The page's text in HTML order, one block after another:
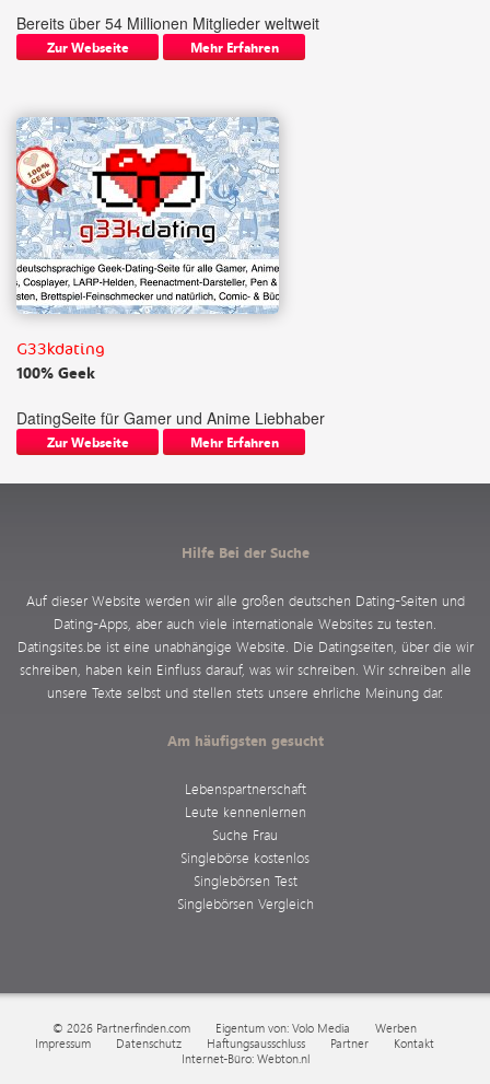
Bereits über 54 Millionen Mitglieder weltweit
Zur Webseite Mehr Erfahren
G33kdating
100% Geek
DatingSeite für Gamer und Anime Liebhaber
Zur Webseite Mehr Erfahren
Hilfe Bei der Suche
Auf dieser Website werden wir alle großen deutschen Dating-Seiten und
Dating-Apps, aber auch viele internationale Websites zu testen.
Datingsites.be ist eine unabhängige Website. Die Datingseiten, über die wir
schreiben, haben kein Einfluss darauf, was wir schreiben. Wir schreiben alle
unsere Texte selbst und stellen stets unsere ehrliche Meinung dar.
Am häufigsten gesucht
Lebenspartnerschaft
Leute kennenlernen
Suche Frau
Singlebörse kostenlos
Singlebörsen Test
Singlebörsen Vergleich
© 2026 Partnerfinden.com Eigentum von: Volo Media
Werben
Impressum
Datenschutz Haftungsausschluss Partner
Kontakt
Internet-Büro: Webton.nl